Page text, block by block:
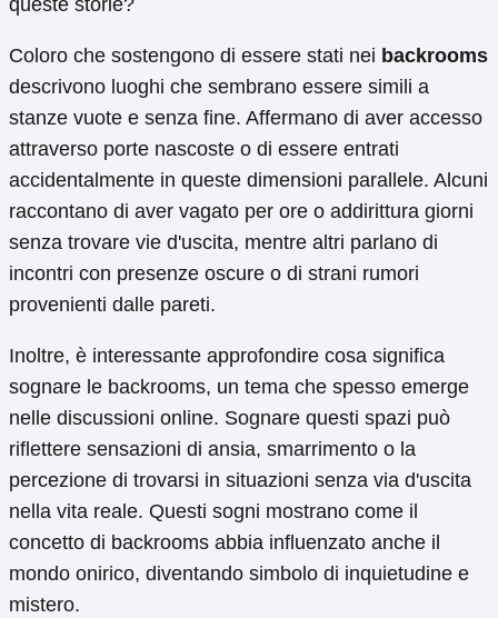
queste storie?
Coloro che sostengono di essere stati nei backrooms
descrivono luoghi che sembrano essere simili a
stanze vuote e senza fine. Affermano di aver accesso
attraverso porte nascoste o di essere entrati
accidentalmente in queste dimensioni parallele. Alcuni
raccontano di aver vagato per ore o addirittura giorni
senza trovare vie d'uscita, mentre altri parlano di
incontri con presenze oscure o di strani rumori
provenienti dalle pareti.
Inoltre, è interessante approfondire cosa significa
sognare le backrooms, un tema che spesso emerge
nelle discussioni online. Sognare questi spazi può
riflettere sensazioni di ansia, smarrimento o la
percezione di trovarsi in situazioni senza via d'uscita
nella vita reale. Questi sogni mostrano come il
concetto di backrooms abbia influenzato anche il
mondo onirico, diventando simbolo di inquietudine e
mistero.